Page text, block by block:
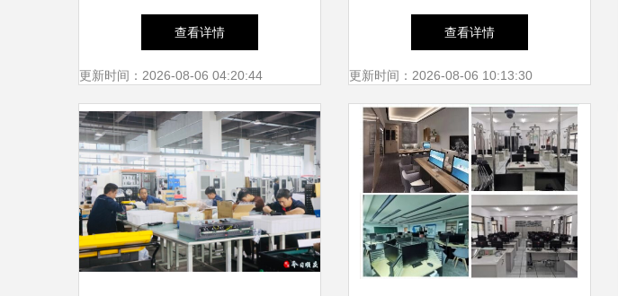
誉与品质技术服务
查看详情
更新时间：2026-08-06 04:20:44
收官,明星产品强势亮相
查看详情
更新时间：2026-08-06 10:13:30